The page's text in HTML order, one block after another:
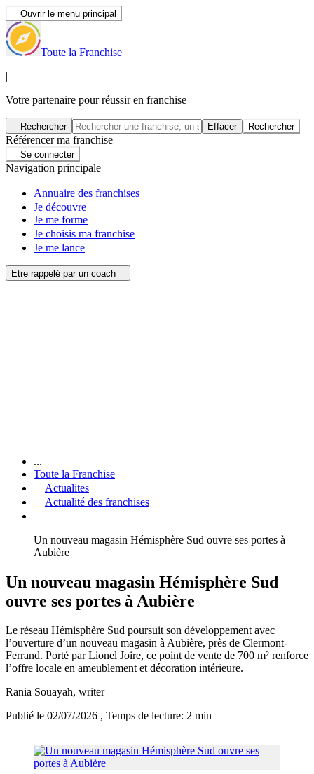
Ouvrir le menu principal
Toute la Franchise
|
Votre partenaire pour réussir en franchise
Rechercher Effacer Rechercher
Référencer ma franchise
Se connecter
Navigation principale
Annuaire des franchises
Je découvre
Je me forme
Je choisis ma franchise
Je me lance
Etre rappelé par un coach
...
Toute la Franchise
Actualites
Actualité des franchises
Un nouveau magasin Hémisphère Sud ouvre ses portes à
Aubière
Un nouveau magasin Hémisphère Sud
ouvre ses portes à Aubière
Le réseau Hémisphère Sud poursuit son développement avec
l’ouverture d’un nouveau magasin à Aubière, près de Clermont-
Ferrand. Porté par Lionel Joire, ce point de vente de 700 m² renforce
l’offre locale en ameublement et décoration intérieure.
Rania Souayah, writer
Publié le 02/07/2026 , Temps de lecture: 2 min